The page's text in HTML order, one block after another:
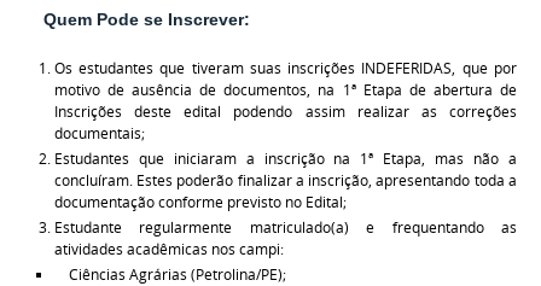
Quem Pode se Inscrever:
Os estudantes que tiveram suas inscrições INDEFERIDAS, que por
motivo de ausência de documentos, na 1ª Etapa de abertura de
Inscrições deste edital podendo assim realizar as correções
documentais;
Estudantes que iniciaram a inscrição na 1ª Etapa, mas não a
concluíram. Estes poderão finalizar a inscrição, apresentando toda a
documentação conforme previsto no Edital;
Estudante regularmente matriculado(a) e frequentando as
atividades acadêmicas nos campi:
Ciências Agrárias (Petrolina/PE);